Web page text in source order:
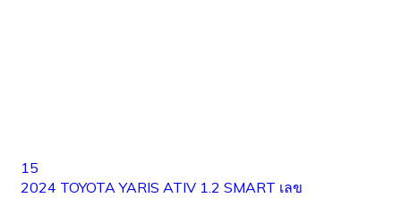
15
2024 TOYOTA YARIS ATIV 1.2 SMART เลข